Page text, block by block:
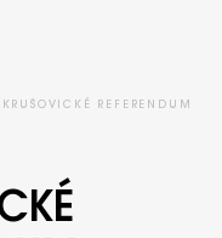
KRUŠOVICKÉ REFERENDUM